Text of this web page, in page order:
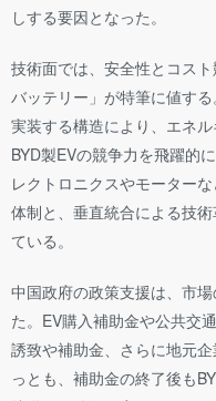
しする要因となった。
技術面では、安全性とコス
バッテリー」が特筆に値す
実装する構造により、エネル
BYD製EVの競争力を飛躍的
レクトロニクスやモーター
体制と、垂直統合による技
ている。
中国政府の政策支援は、市
た。EV購入補助金や公共交
誘致や補助金、さらに地元
っとも、補助金の終了後も